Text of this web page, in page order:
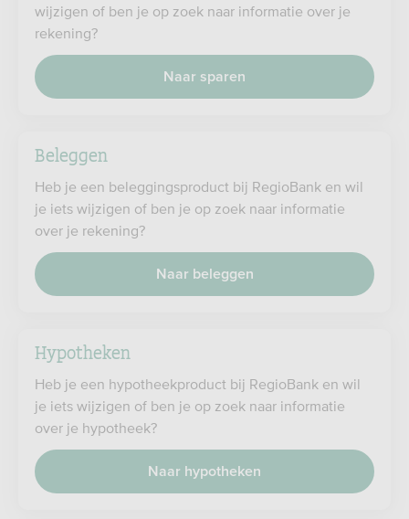
wijzigen of ben je op zoek naar informatie over je
rekening?
Naar sparen
Beleggen
Heb je een beleggingsproduct bij RegioBank en wil
je iets wijzigen of ben je op zoek naar informatie
over je rekening?
Naar beleggen
Hypotheken
Heb je een hypotheekproduct bij RegioBank en wil
je iets wijzigen of ben je op zoek naar informatie
over je hypotheek?
Naar hypotheken